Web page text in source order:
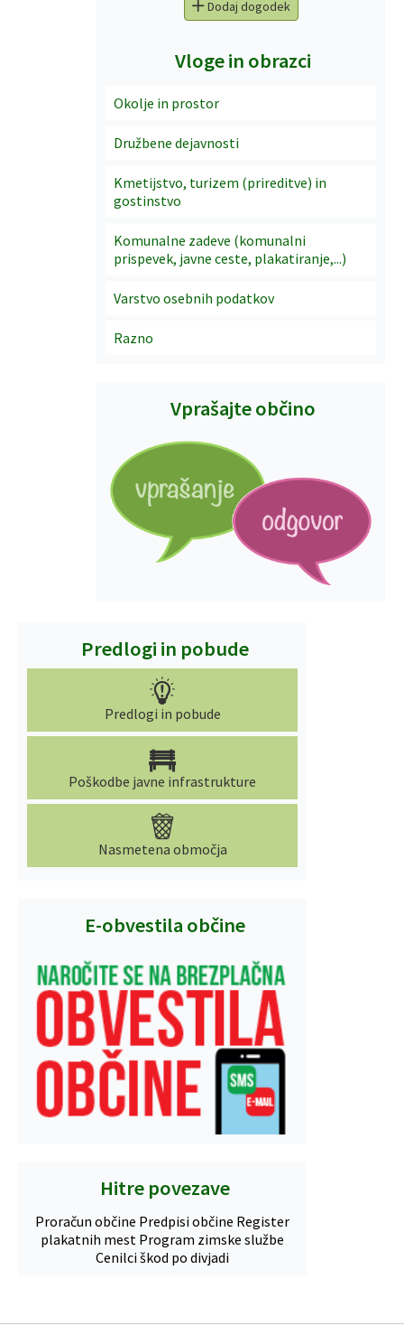
Dodaj dogodek
Vloge in obrazci
Okolje in prostor
Družbene dejavnosti
Kmetijstvo, turizem (prireditve) in
gostinstvo
Komunalne zadeve (komunalni
prispevek, javne ceste, plakatiranje,...)
Varstvo osebnih podatkov
Razno
Vprašajte občino
Predlogi in pobude
Predlogi in pobude
Poškodbe javne infrastrukture
Nasmetena območja
E-obvestila občine
Hitre povezave
Proračun občine Predpisi občine Register
plakatnih mest Program zimske službe
Cenilci škod po divjadi